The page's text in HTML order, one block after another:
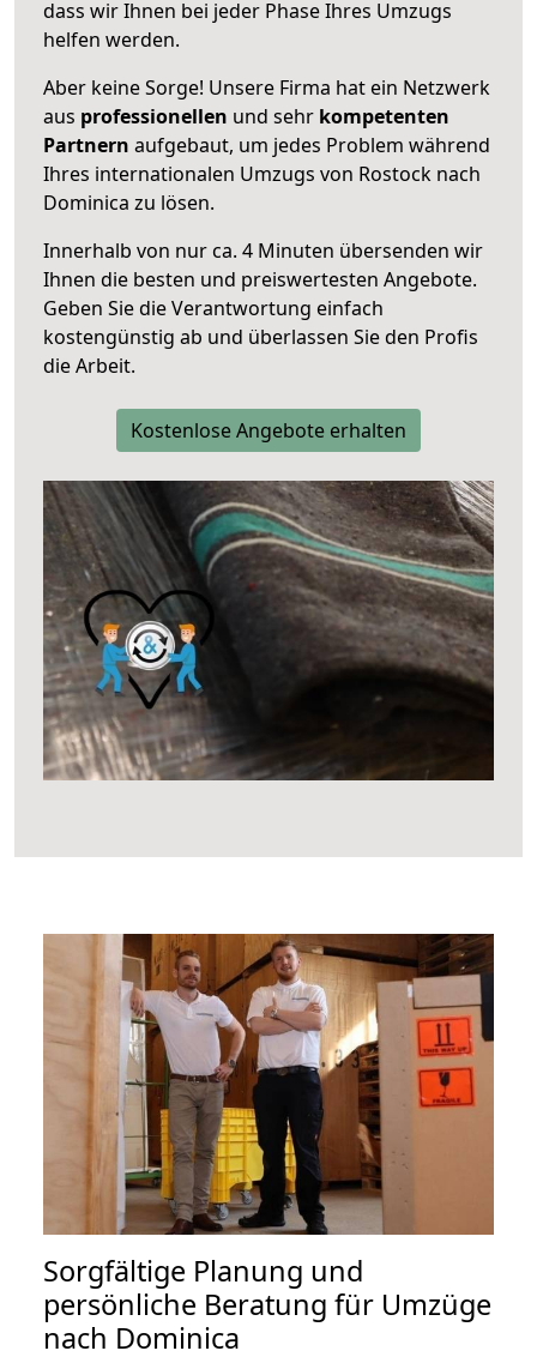
dass wir Ihnen bei jeder Phase Ihres Umzugs
helfen werden.
Aber keine Sorge! Unsere Firma hat ein Netzwerk
aus professionellen und sehr kompetenten
Partnern aufgebaut, um jedes Problem während
Ihres internationalen Umzugs von Rostock nach
Dominica zu lösen.
Innerhalb von nur ca. 4 Minuten übersenden wir
Ihnen die besten und preiswertesten Angebote.
Geben Sie die Verantwortung einfach
kostengünstig ab und überlassen Sie den Profis
die Arbeit.
Kostenlose Angebote erhalten
Sorgfältige Planung und
persönliche Beratung für Umzüge
nach Dominica